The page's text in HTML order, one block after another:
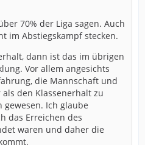
70% der Liga sagen. Auch
im Abstiegskampf stecken.
dann ist das im übrigen
Vor allem angesichts
die Mannschaft und
den Klassenerhalt zu
gewesen. Ich glaube
das Erreichen des
waren und daher die